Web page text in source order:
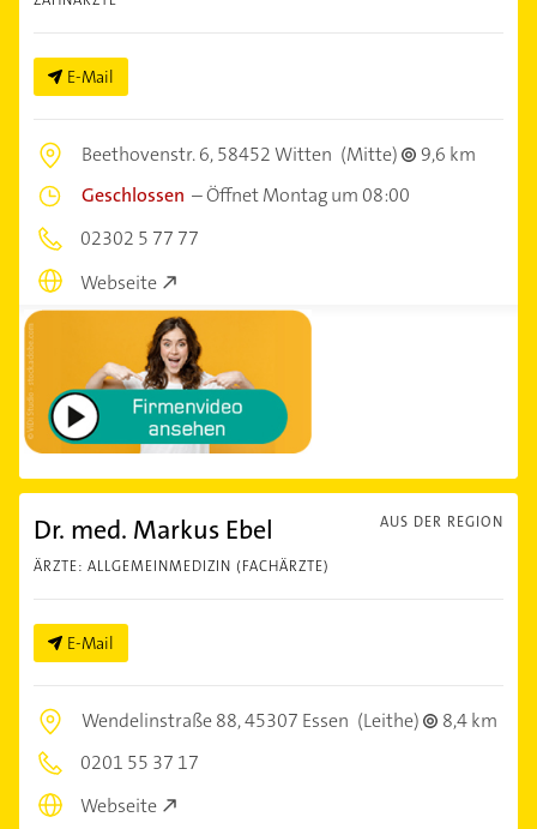
E-Mail
Beethovenstr. 6,58452 Witten (Mitte)
9,6 km
Geschlossen –Öffnet Montag um 08:00
02302 5 77 77
Webseite
AUS DER REGION
Dr. med. Markus Ebel
ÄRZTE: ALLGEMEINMEDIZIN (FACHÄRZTE)
E-Mail
Wendelinstraße 88,45307 Essen (Leithe)
8,4 km
0201 55 37 17
Webseite